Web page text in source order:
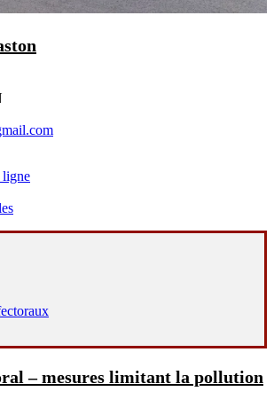
ligne
– mesures limitant la pollution